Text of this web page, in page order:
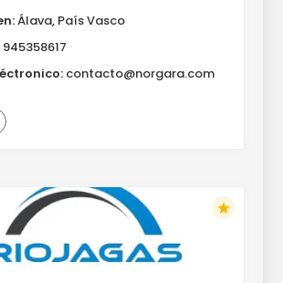
Álava, País Vasco
945358617
contacto@norgara.com
star